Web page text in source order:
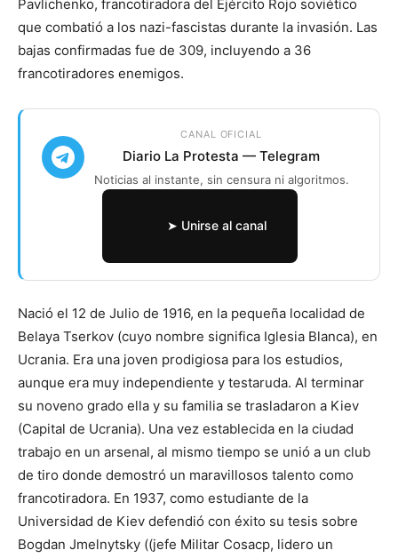
Pavlichenko, francotiradora del Ejército Rojo soviético
que combatió a los nazi-fascistas durante la invasión. Las
bajas confirmadas fue de 309, incluyendo a 36
francotiradores enemigos.
CANAL OFICIAL
Diario La Protesta — Telegram
Noticias al instante, sin censura ni algoritmos.
➤ Unirse al canal
Nació el 12 de Julio de 1916, en la pequeña localidad de
Belaya Tserkov (cuyo nombre significa Iglesia Blanca), en
Ucrania. Era una joven prodigiosa para los estudios,
aunque era muy independiente y testaruda. Al terminar
su noveno grado ella y su familia se trasladaron a Kiev
(Capital de Ucrania). Una vez establecida en la ciudad
trabajo en un arsenal, al mismo tiempo se unió a un club
de tiro donde demostró un maravillosos talento como
francotiradora. En 1937, como estudiante de la
Universidad de Kiev defendió con éxito su tesis sobre
Bogdan Jmelnytsky ((jefe Militar Cosacp, lidero un